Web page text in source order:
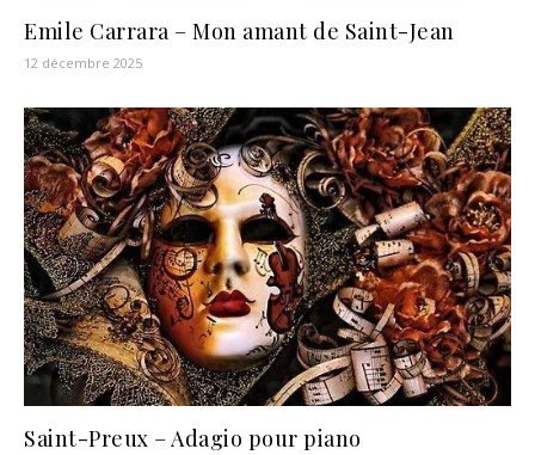
Emile Carrara – Mon amant de Saint-Jean
12 décembre 2025
Saint-Preux – Adagio pour piano